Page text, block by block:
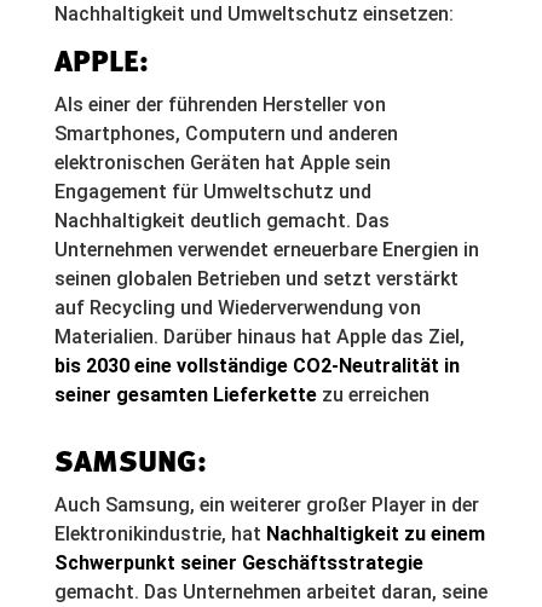
Nachhaltigkeit und Umweltschutz einsetzen:
APPLE:
Als einer der führenden Hersteller von
Smartphones, Computern und anderen
elektronischen Geräten hat Apple sein
Engagement für Umweltschutz und
Nachhaltigkeit deutlich gemacht. Das
Unternehmen verwendet erneuerbare Energien in
seinen globalen Betrieben und setzt verstärkt
auf Recycling und Wiederverwendung von
Materialien. Darüber hinaus hat Apple das Ziel,
bis 2030 eine vollständige CO2-Neutralität in
seiner gesamten Lieferkettezu erreichen
SAMSUNG:
Auch Samsung, ein weiterer großer Player in der
Elektronikindustrie, hat Nachhaltigkeit zu einem
Schwerpunkt seiner Geschäftsstrategie
gemacht. Das Unternehmen arbeitet daran, seine